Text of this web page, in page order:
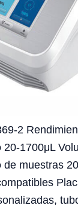
2
20-1700μL
de muestras